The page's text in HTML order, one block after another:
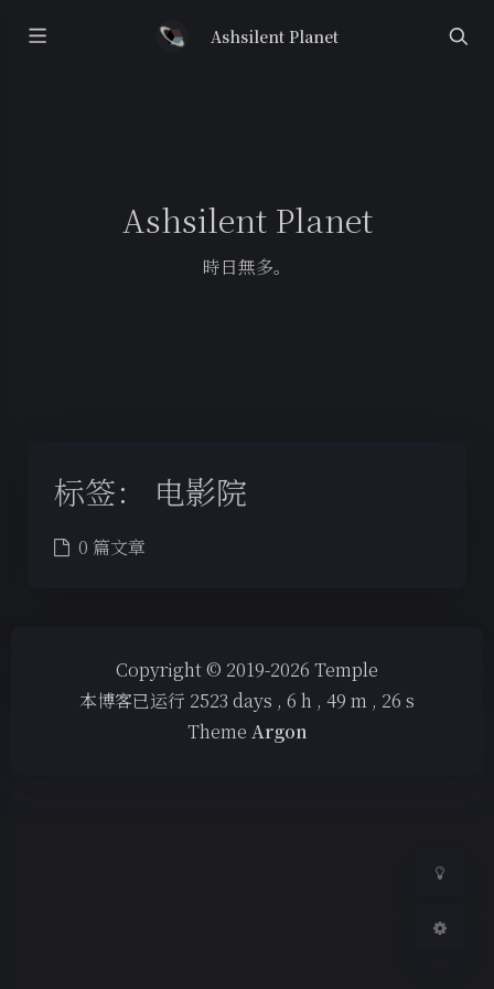
Ashsilent Planet
Ashsilent Planet
時日無多。
Sans Serif
标签： 电影院
0 篇文章
Copyright © 2019-2026 Temple
本博客已运行 2523 days , 6 h , 49 m , 26 s
Theme Argon